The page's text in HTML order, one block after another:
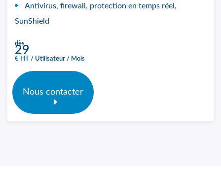
Antivirus, firewall, protection en temps réel,
SunShield
dès
29
€ HT / Utilisateur / Mois
Nous contacter